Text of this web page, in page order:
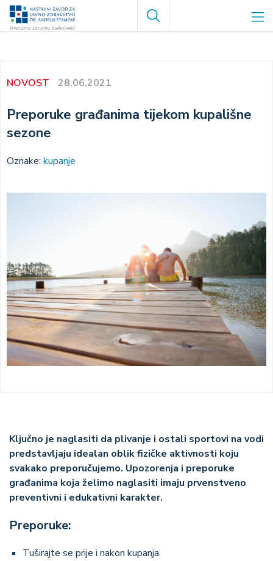
Skip
Search
NOVOST 28.06.2021
Preporuke građanima tijekom kupališne
sezone
Oznake: kupanje
Ključno je naglasiti da plivanje i ostali sportovi na vodi
predstavljaju idealan oblik fizičke aktivnosti koju
svakako preporučujemo. Upozorenja i preporuke
građanima koja želimo naglasiti imaju prvenstveno
preventivni i edukativni karakter.
Preporuke:
Tuširajte se prije i nakon kupanja.